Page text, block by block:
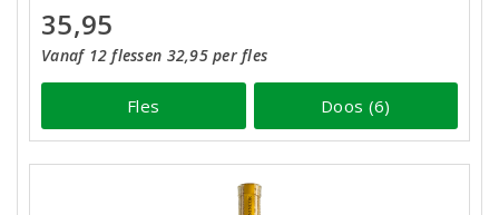
35,95
Vanaf 12 flessen 32,95 per fles
Fles Doos (6)